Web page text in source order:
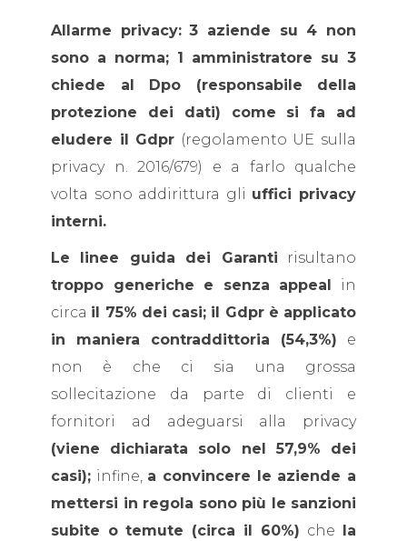
Allarme privacy: 3 aziende su 4 non
sono a norma; 1 amministratore su 3
chiede al Dpo (responsabile della
protezione dei dati) come si fa ad
eludere il Gdpr (regolamento UE sulla
privacy n. 2016/679) e a farlo qualche
volta sono addirittura gli uffici privacy
interni.
Le linee guida dei Garanti risultano
troppo generiche e senza appeal in
circa il 75% dei casi; il Gdpr è applicato
in maniera contraddittoria (54,3%) e
non è che ci sia una grossa
sollecitazione da parte di clienti e
fornitori ad adeguarsi alla privacy
(viene dichiarata solo nel 57,9% dei
casi); infine, a convincere le aziende a
mettersi in regola sono più le sanzioni
subite o temute (circa il 60%) che la